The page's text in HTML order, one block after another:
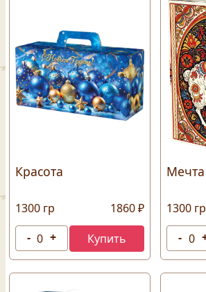
Красота
1300 гр 1860 ₽
Мечта
1300 гр